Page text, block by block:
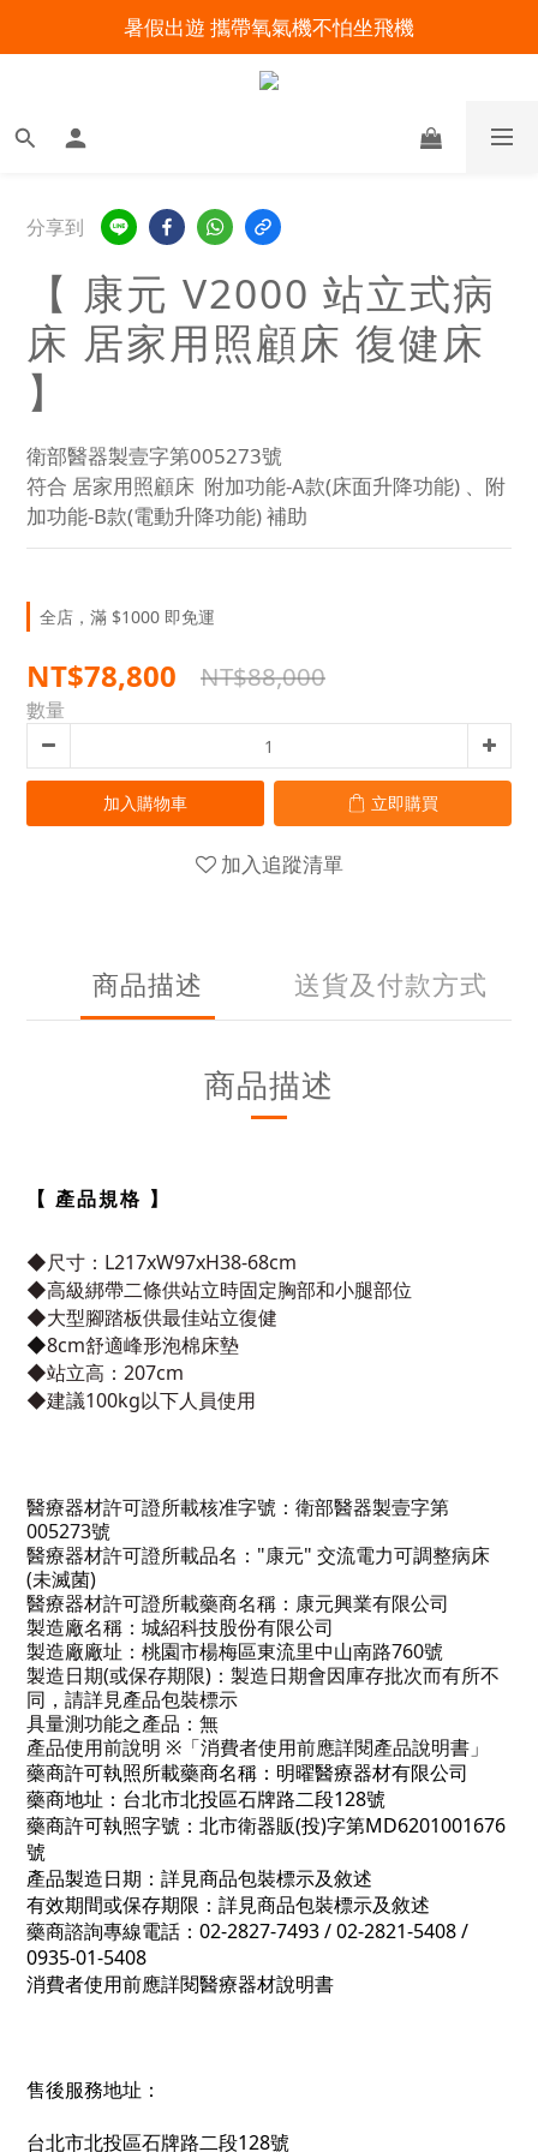
明陽來村全館免運優惠中
暑假出遊 攜帶氧氣機不怕坐飛機
明陽來村全館免運優惠中
分享到
【 康元 V2000 站立式病
床 居家用照顧床 復健床
】
衛部醫器製壹字第005273號
符合 居家用照顧床  附加功能-A款(床面升降功能) 、附
加功能-B款(電動升降功能) 補助
全店，滿 $1000 即免運
NT$78,800 NT$88,000
數量
加入購物車 立即購買
加入追蹤清單
商品描述 送貨及付款方式
商品描述
【 產品規格 】
◆尺寸：L217xW97xH38-68cm
◆高級綁帶二條供站立時固定胸部和小腿部位
◆大型腳踏板供最佳站立復健
◆8cm舒適峰形泡棉床墊
◆站立高：207cm
◆建議100kg以下人員使用
醫療器材許可證所載核准字號：衛部醫器製壹字第
005273號
醫療器材許可證所載品名："康元" 交流電力可調整病床
(未滅菌)
醫療器材許可證所載藥商名稱：康元興業有限公司
製造廠名稱：城紹科技股份有限公司
製造廠廠址：桃園市楊梅區東流里中山南路760號
製造日期(或保存期限)：製造日期會因庫存批次而有所不
同，請詳見產品包裝標示
具量測功能之產品：無
產品使用前說明 ※「消費者使用前應詳閱產品說明書」
藥商許可執照所載藥商名稱：明曜醫療器材有限公司
藥商地址：台北市北投區石牌路二段128號
藥商許可執照字號：北市衛器販(投)字第MD6201001676
號
產品製造日期：詳見商品包裝標示及敘述
有效期間或保存期限：詳見商品包裝標示及敘述
藥商諮詢專線電話：02-2827-7493 / 02-2821-5408 /
0935-01-5408
消費者使用前應詳閱醫療器材說明書
售後服務地址：
台北市北投區石牌路二段128號